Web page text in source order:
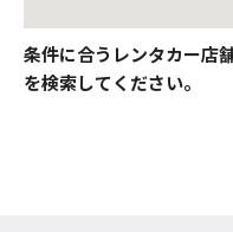
条件に合うレンタカー店
を検索してください。